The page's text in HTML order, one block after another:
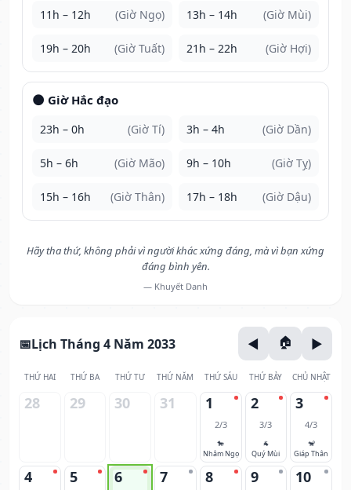
11h – 12h (Giờ Ngọ) 13h – 14h (Giờ Mùi)
19h – 20h (Giờ Tuất) 21h – 22h (Giờ Hợi)
🌑 Giờ Hắc đạo
23h – 0h (Giờ Tí) 3h – 4h (Giờ Dần)
5h – 6h (Giờ Mão) 9h – 10h (Giờ Tỵ)
15h – 16h (Giờ Thân) 17h – 18h (Giờ Dậu)
Hãy tha thứ, không phải vì người khác xứng đáng, mà vì bạn xứng
đáng bình yên.
— Khuyết Danh
Lịch Tháng 4 Năm 2033
THỨ HAI THỨ BA THỨ TƯ THỨ NĂM THỨ SÁU THỨ BẢY CHỦ NHẬT
28 29 30 31 1
2/3
🐎
Nhâm Ngọ
2
3/3
🐐
Quý Mùi
3
4/3
🐒
Giáp Thân
4 5 6 7 8 9 10